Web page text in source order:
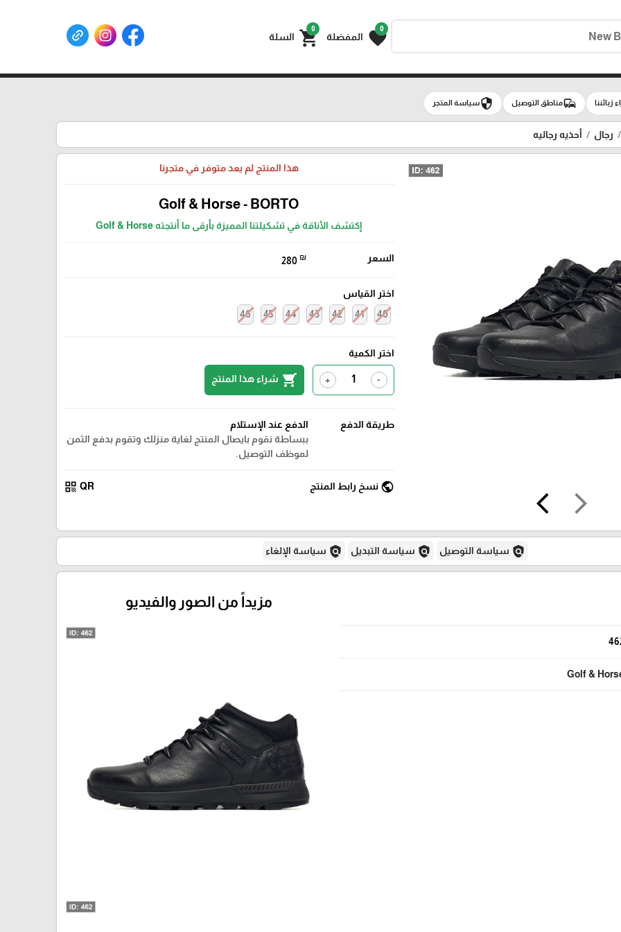
0
favorite المفضلة
0
shopping_cart السلة
زبائننا commuteمناطق التوصيل securityسياسة المتجر
رجال أحذيه رجاليه
arrow_forward_ios
arrow_back_ios
هذا المنتج لم يعد متوفر في متجرنا
Golf & Horse - BORTO
إكتشف الأناقة في تشكيلتنا المميزة بأرقى ما أنتجته Golf & Horse
السعر 280 ₪
اختر القياس
40
41
42
43
44
45
46
اختر الكمية
-
+
shopping_cart شراء هذا المنتج
طريقة الدفع
الدفع عند الإستلام
ببساطة نقوم بايصال المنتج لغاية منزلك وتقوم بدفع الثمن
لموظف التوصيل.
public نسخ رابط المنتج QR
qr_code
policy سياسة التوصيل policy سياسة التبديل policy سياسة الإلغاء
Golf &
مزيداً من الصور والفيديو